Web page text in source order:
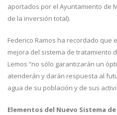
aportados por el Ayuntamiento de
de la inversión total).
Federico Ramos ha recordado que
mejora del sistema de tratamiento
Lemos “no sólo garantizarán un
atenderán y darán respuesta al
agua de su población y de sus
Elementos del Nuevo Sistema